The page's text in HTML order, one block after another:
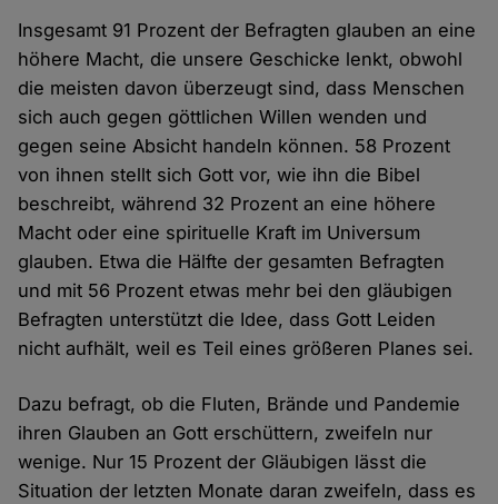
Insgesamt 91 Prozent der Befragten glauben an eine
höhere Macht, die unsere Geschicke lenkt, obwohl
die meisten davon überzeugt sind, dass Menschen
sich auch gegen göttlichen Willen wenden und
gegen seine Absicht handeln können. 58 Prozent
von ihnen stellt sich Gott vor, wie ihn die Bibel
beschreibt, während 32 Prozent an eine höhere
Macht oder eine spirituelle Kraft im Universum
glauben. Etwa die Hälfte der gesamten Befragten
und mit 56 Prozent etwas mehr bei den gläubigen
Befragten unterstützt die Idee, dass Gott Leiden
nicht aufhält, weil es Teil eines größeren Planes sei.
Dazu befragt, ob die Fluten, Brände und Pandemie
ihren Glauben an Gott erschüttern, zweifeln nur
wenige. Nur 15 Prozent der Gläubigen lässt die
Situation der letzten Monate daran zweifeln, dass es